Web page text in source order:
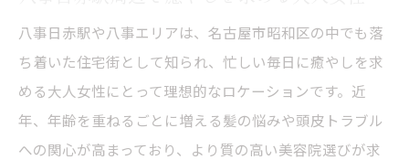
八事日赤駅や八事エリアは、名古屋市昭和区の中でも落
ち着いた住宅街として知られ、忙しい毎日に癒やしを求
める大人女性にとって理想的なロケーションです。近
年、年齢を重ねるごとに増える髪の悩みや頭皮トラブル
への関心が高まっており、より質の高い美容院選びが求